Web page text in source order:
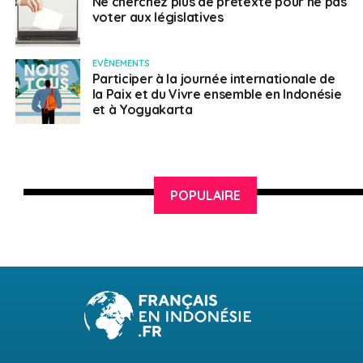
voter aux législatives
EVÈNEMENTS
Participer à la journée internationale de
la Paix et du Vivre ensemble en Indonésie
et à Yogyakarta
POPULAIRE